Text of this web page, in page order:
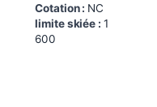
Cotation : NC
limite skiée : 1
600